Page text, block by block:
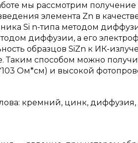
мы рассмотрим
элемента Zn в
Si n-типа методом
диффузии, а его
образцов SiZn к ИК-
Таким способом можно
Ом*см) и высокой
кремний, цинк,